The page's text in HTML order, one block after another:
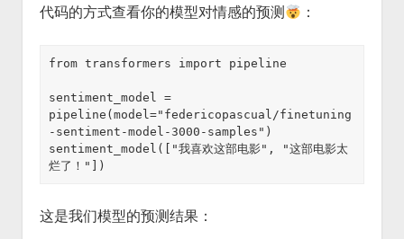
代码的方式查看你的模型对情感的预测
：
from transformers import pipeline
sentiment_model =
pipeline(model="federicopascual/finetuning
-sentiment-model-3000-samples")
sentiment_model(["我喜欢这部电影", "这部电影太
烂了！"])
这是我们模型的预测结果：